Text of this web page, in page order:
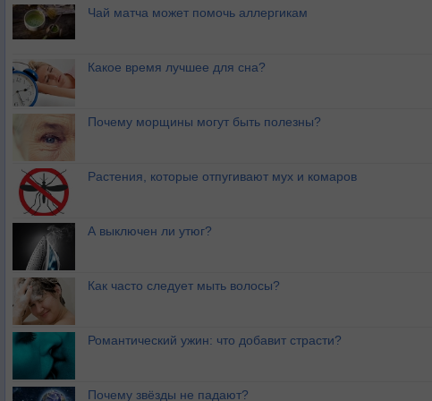
Чай матча может помочь аллергикам
Какое время лучшее для сна?
Почему морщины могут быть полезны?
Растения, которые отпугивают мух и комаров
А выключен ли утюг?
Как часто следует мыть волосы?
Романтический ужин: что добавит страсти?
Почему звёзды не падают?